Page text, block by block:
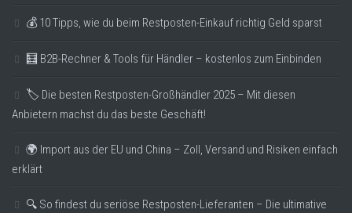
💰 10 Tipps, wie du beim Restposten-Einkauf richtig Geld sparst
🧮 B2B-Rechner & Tools für Händler – kostenlos zum Einbinden
🏷️ Die besten Restposten-Großhändler 2025 – Mit diesen
Anbietern machst du das beste Geschäft!
🌍 Import aus der EU und China – Zoll, Versand und Risiken einfach
erklärt
🔍 So findest du seriöse Restposten-Lieferanten – Die ultimative